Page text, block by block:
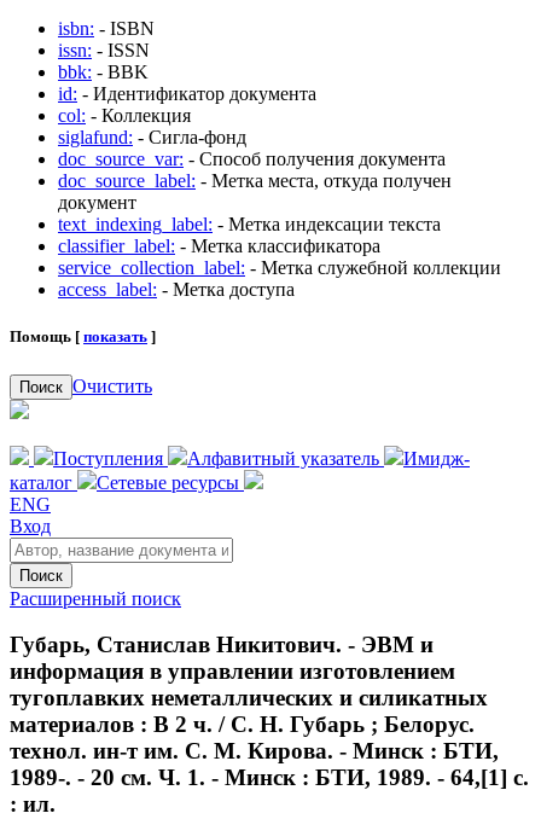
isbn: - ISBN
issn: - ISSN
bbk: - BBK
id: - Идентификатор документа
col: - Коллекция
siglafund: - Сигла-фонд
doc_source_var: - Способ получения документа
doc_source_label: - Метка места, откуда получен
документ
text_indexing_label: - Метка индексации текста
classifier_label: - Метка классификатора
service_collection_label: - Метка служебной коллекции
access_label: - Метка доступа
Помощь [ показать ]
Поиск Очистить
Поступления Алфавитный указатель
Имидж-
каталог
Сетевые ресурсы
ENG
Вход
Поиск
Расширенный поиск
Губарь, Станислав Никитович. - ЭВМ и
информация в управлении изготовлением
тугоплавких неметаллических и силикатных
материалов : В 2 ч. / С. Н. Губарь ; Белорус.
технол. ин-т им. С. М. Кирова. - Минск : БТИ,
1989-. - 20 см. Ч. 1. - Минск : БТИ, 1989. - 64,[1] с.
: ил.